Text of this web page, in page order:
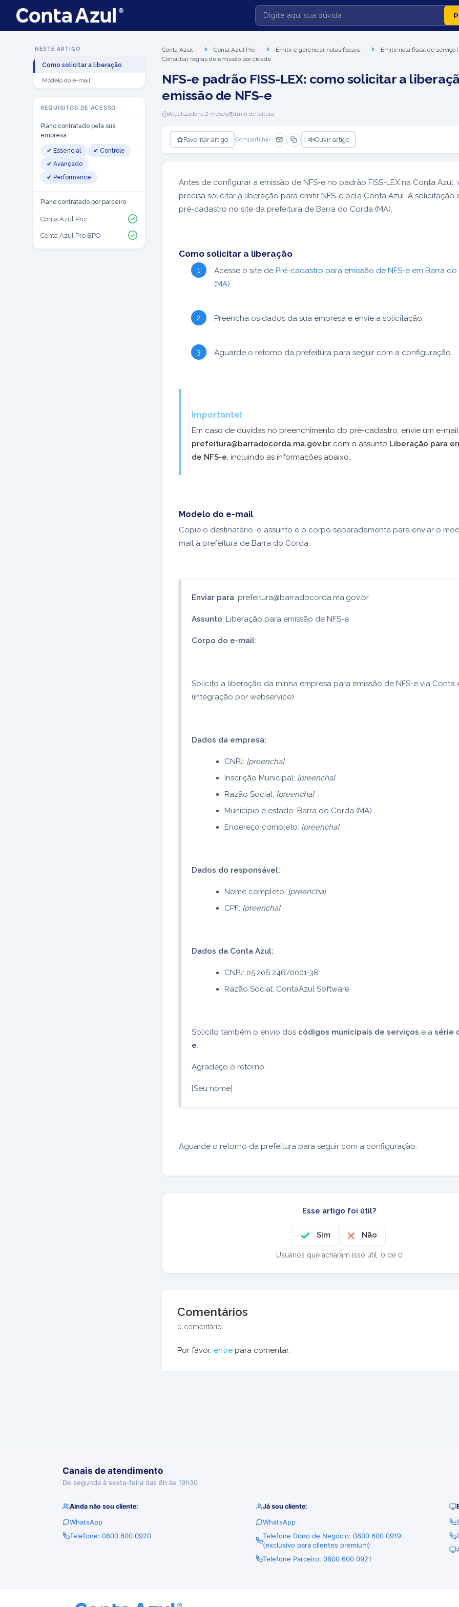
NESTE ARTIGO
Como solicitar a liberação
Modelo do e-mail
REQUISITOS DE ACESSO
Plano contratado pela sua
empresa
✔ Essencial
✔ Controle
✔ Avançado
✔ Performance
Plano contratado por parceiro
Conta Azul Pro
Conta Azul Pro BPO
Conta Azul Conta Azul Pro Emitir e gerenciar notas fiscais
Emitir nota fiscal de serviço
Consultar regras de emissão por cidade
NFS-e padrão FISS-LEX: como solicitar a
emissão de NFS-e
Atualizadohá 2 meses 1min de leitura
Favoritar artigo Compartilhar: Ouvir artigo
Antes de configurar a emissão de NFS-e no padrão FISS-LEX na Conta Azul,
precisa solicitar a liberação para emitir NFS-e pela Conta Azul. A solicitação
pré-cadastro no site da prefeitura de Barra do Corda (MA).
Como solicitar a liberação
Acesse o site de Pré-cadastro para emissão de NFS-e em Barra
(MA).
Preencha os dados da sua empresa e envie a solicitação.
Aguarde o retorno da prefeitura para seguir com a configuração.
Importante!
Em caso de dúvidas no preenchimento do pré-cadastro, envie um e-
prefeitura@barradocorda.ma.gov.br com o assunto Liberação para
de NFS-e , incluindo as informações abaixo.
Modelo do e-mail
Copie o destinatário, o assunto e o corpo separadamente para enviar o
mail à prefeitura de Barra do Corda.
Enviar para: prefeitura@barradocorda.ma.gov.br
Assunto: Liberação para emissão de NFS-e
Corpo do e-mail:
Solicito a liberação da minha empresa para emissão de NFS-e via Conta
(integração por webservice).
Dados da empresa:
CNPJ: [preencha]
Inscrição Municipal: [preencha]
Razão Social: [preencha]
Município e estado: Barra do Corda (MA)
Endereço completo: [preencha]
Dados do responsável:
Nome completo: [preencha]
CPF: [preencha]
Dados da Conta Azul:
CNPJ: 05.206.246/0001-38
Razão Social: ContaAzul Software
Solicito também o envio dos códigos municipais de serviços e a série
e.
Agradeço o retorno.
[Seu nome]
Aguarde o retorno da prefeitura para seguir com a configuração.
Esse artigo foi útil?
Sim Não
Usuários que acharam isso útil: 0 de 0
Comentários
0 comentário
Por favor, entre para comentar.
Canais de atendimento
De segunda à sexta-feira das 8h às 19h30
Ainda não sou cliente:
WhatsApp
Telefone: 0800 600 0920
Já sou cliente:
WhatsApp
Telefone Dono de Negócio: 0800 600 0919
(exclusivo para clientes premium)
Telefone Parceiro: 0800 600 0921